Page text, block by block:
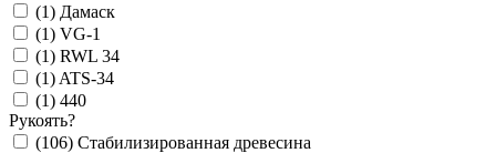
(1) Дамаск
(1) VG-1
(1) RWL 34
(1) ATS-34
(1) 440
Рукоять?
(106) Стабилизированная древесина